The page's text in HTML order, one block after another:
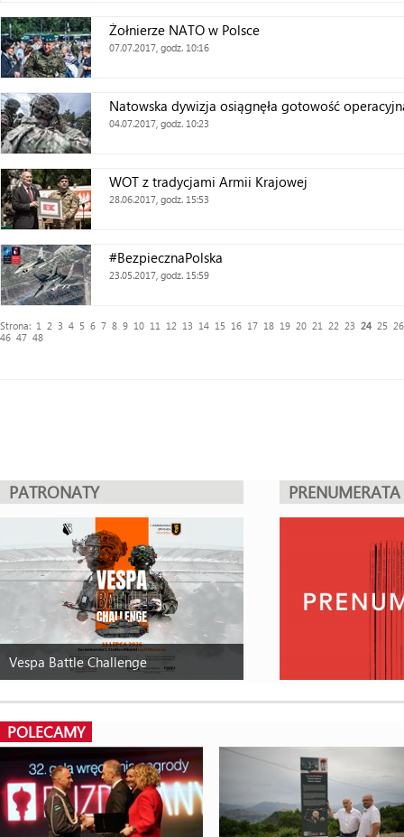
Żołnierze NATO w Polsce
07.07.2017, godz. 10:16
Natowska dywizja osiągnęła gotowość
04.07.2017, godz. 10:23
WOT z tradycjami Armii Krajowej
28.06.2017, godz. 15:53
#BezpiecznaPolska
23.05.2017, godz. 15:59
Strona: 1 2 3 4 5 6 7 8 9 10 11 12 13 14 15 16 17 18 19 20 21 22 23 24 25
26
46 47 48
PATRONATY
Vespa Battle Challenge
PRENUMERATA
POLECAMY